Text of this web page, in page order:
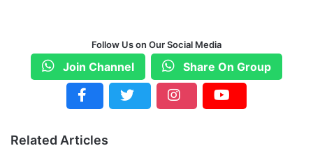
Follow Us on Our Social Media
Join Channel Share On Group
Related Articles